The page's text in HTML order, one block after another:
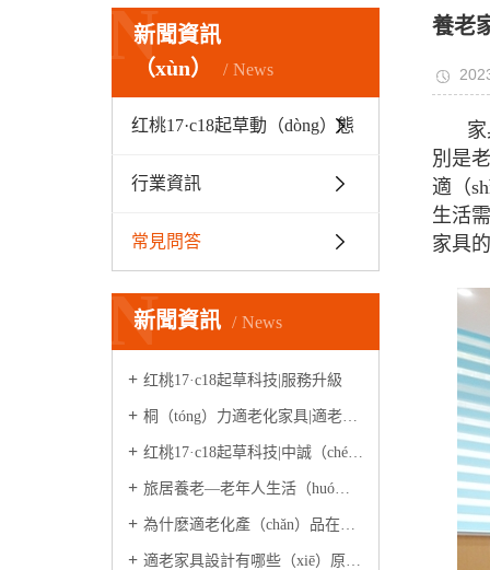
新聞資訊
（xùn）
News
N
红桃17·c18起草動（dòng）態
行業資訊
常見問答
新聞資訊 News
N
红桃17·c18起草科技|服務升級
桐（tóng）力適老化家具|適老（lǎo）化體驗中心
红桃17·c18起草科技|中誠（chéng）·石水源（yuán）（案（àn）例）
旅居養老—老年人生活（huó）新模式
為什麽適老化產（chǎn）品在家居市場很少見？
適老家具設計有哪些（xiē）原則？
養老
別是
適（
生活
家具